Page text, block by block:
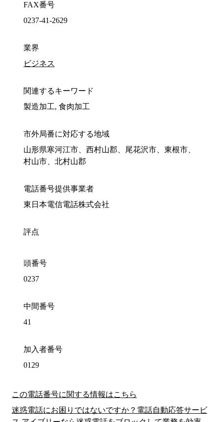
FAX番号
0237-41-2629
業界
ビジネス
関連するキーワード
製造加工, 食肉加工
市外局番に対応する地域
山形県寒河江市、西村山郡、尾花沢市、東根市、
村山市、北村山郡
電話番号提供事業者
東日本電信電話株式会社
評点
頭番号
0237
中間番号
41
加入者番号
0129
この電話番号に関する情報はこちら
迷惑電話にお困りではないですか？電話自動応答サービ